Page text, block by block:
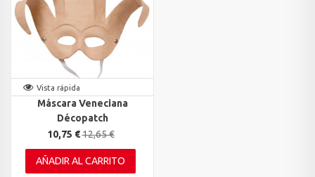
Vista rápida
Máscara Veneciana
Décopatch
10,75 €12,65 €
AÑADIR AL CARRITO